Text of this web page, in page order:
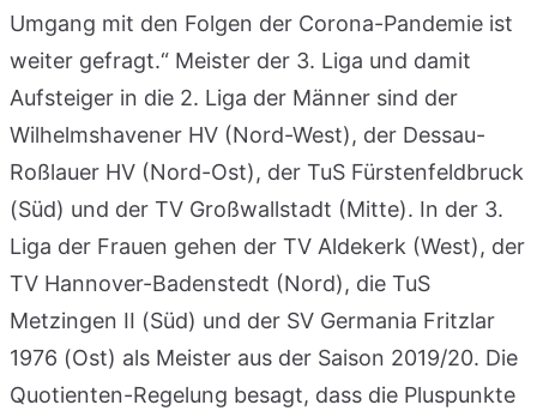
Umgang mit den Folgen der Corona-Pandemie ist
weiter gefragt.“ Meister der 3. Liga und damit
Aufsteiger in die 2. Liga der Männer sind der
Wilhelmshavener HV (Nord-West), der Dessau-
Roßlauer HV (Nord-Ost), der TuS Fürstenfeldbruck
(Süd) und der TV Großwallstadt (Mitte). In der 3.
Liga der Frauen gehen der TV Aldekerk (West), der
TV Hannover-Badenstedt (Nord), die TuS
Metzingen II (Süd) und der SV Germania Fritzlar
1976 (Ost) als Meister aus der Saison 2019/20. Die
Quotienten-Regelung besagt, dass die Pluspunkte